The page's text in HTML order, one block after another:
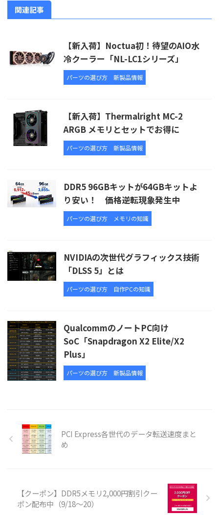
関連記事
【新入荷】Noctua初！待望のAIO水
冷クーラー「NL-LC1シリーズ」
パーツの選び方 新製品情報
【新入荷】Thermalright MC-2
ARGB メモリとセットでお得に
パーツの選び方 新製品情報
DDR5 96GBキットが64GBキットよ
り安い！ 価格逆転現象発生中
パーツの選び方 メモリの知識
NVIDIAの次世代グラフィックス技術
「DLSS 5」とは
パーツの選び方 自作PCの知識
QualcommのノートPC向け
SoC「Snapdragon X2 Elite/X2
Plus」
パーツの選び方 新製品情報
PCI Express各世代のデータ転送速度まと
め
【クーポン】DDR5メモリ2,000円割引クー
ポン配布中（9/18～20）